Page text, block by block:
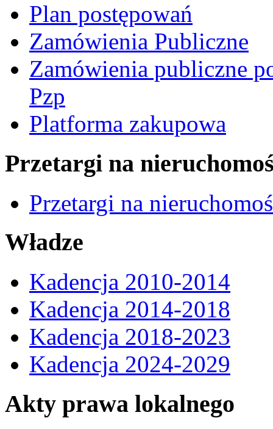
Plan postępowań
Zamówienia Publiczne
Zamówienia publiczne
Pzp
Platforma zakupowa
Przetargi na
Przetargi na
Władze
Kadencja 2010-2014
Kadencja 2014-2018
Kadencja 2018-2023
Kadencja 2024-2029
Akty prawa lokalnego